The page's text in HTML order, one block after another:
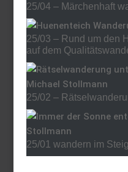
25/04 – Märchenhaft
25/03 – Rund um den
auf dem
25/02 –
25/01 wandern im